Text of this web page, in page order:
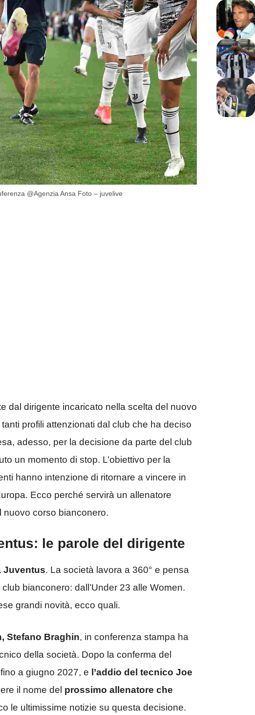
@Agenzia Ansa Foto – juvelive
dal dirigente incaricato nella scelta del nuovo
profili attenzionati dal club che ha deciso
adesso, per la decisione da parte del club
un momento di stop. L’obiettivo per la
hanno intenzione di ritornare a vincere in
Ecco perché servirà un allenatore
nuovo corso bianconero.
le parole del dirigente
Juventus. La società lavora a 360° e pensa
bianconero: dall’Under 23 alle Women.
grandi novità, ecco quali.
Stefano Braghin, in conferenza stampa ha
della società. Dopo la conferma del
a giugno 2027, e l’addio del tecnico Joe
il nome del prossimo allenatore che
le ultimissime notizie su questa decisione.